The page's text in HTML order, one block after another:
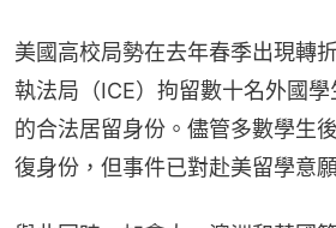
美國高校局勢在去年春季出現轉
執法局（ICE）拘留數十名外國
的合法居留身份。儘管多數學生
復身份，但事件已對赴美留學意